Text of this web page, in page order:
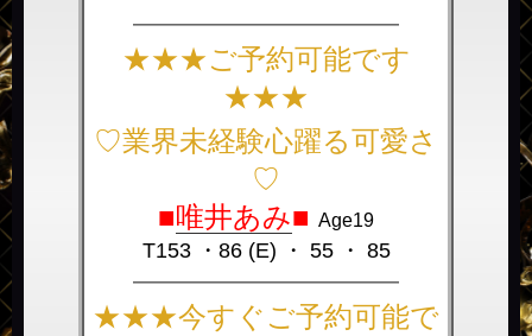
――――――――――――――
★★★ご予約可能です
★★★
♡業界未経験心躍る可愛さ
♡
■唯井あみ■ Age19
T153 ・86 (E) ・ 55 ・ 85
――――――――――――――
★★★今すぐご予約可能で